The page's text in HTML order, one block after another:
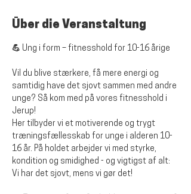
Über die Veranstaltung
💪 Ung i form – fitnesshold for 10-16 årige
Vil du blive stærkere, få mere energi og
samtidig have det sjovt sammen med andre
unge? Så kom med på vores fitnesshold i
Jerup!
Her tilbyder vi et motiverende og trygt
træningsfællesskab for unge i alderen 10-
16 år. På holdet arbejder vi med styrke,
kondition og smidighed - og vigtigst af alt:
Vi har det sjovt, mens vi gør det!